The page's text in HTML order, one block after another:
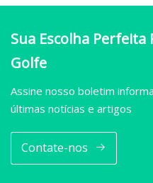
Sua Escolha Perfeita
Golfe
Assine nosso boletim
últimas notícias e artigos
Contate-nos